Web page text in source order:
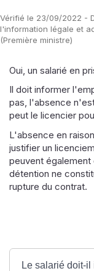
Vérifié le 23/09/2022 -
l'information légale et
(Première ministre)
Oui, un salarié en
Il doit informer
pas, l'absence
peut le licencier
L'absence en
justifier un
peuvent
détention ne
rupture du contrat.
Le salarié doit-